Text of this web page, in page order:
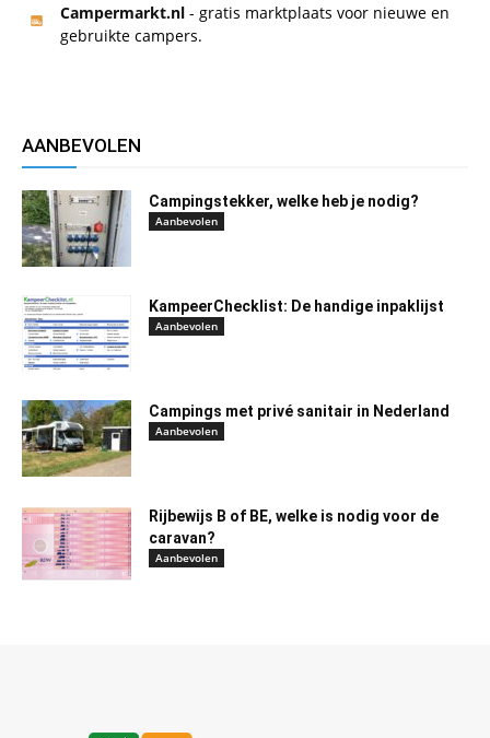
Campermarkt.nl - gratis marktplaats voor nieuwe en
gebruikte campers.
AANBEVOLEN
Campingstekker, welke heb je nodig?
Aanbevolen
KampeerChecklist: De handige inpaklijst
Aanbevolen
Campings met privé sanitair in Nederland
Aanbevolen
Rijbewijs B of BE, welke is nodig voor de
caravan?
Aanbevolen